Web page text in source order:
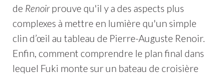
de Renoirprouve qu'il y a des aspects plus
complexes à mettre en lumière qu'un simple
clin d’œil au tableau de Pierre-Auguste Renoir.
Enfin, comment comprendre le plan final dans
lequel Fuki monte sur un bateau de croisière